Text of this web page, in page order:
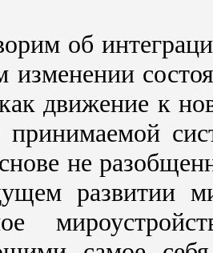
об
изменении
движение к
принимаемой
не
развитии